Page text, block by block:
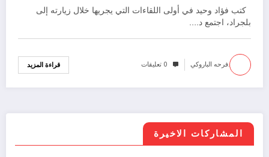
كتب فؤاد وحيد في أولى اللقاءات التي يجريها خلال زيارته إلى
بلجراد، اجتمع د.…
.فرحه الباروكي 0 تعليقات قراءة المزيد
المشاركات الاخيرة